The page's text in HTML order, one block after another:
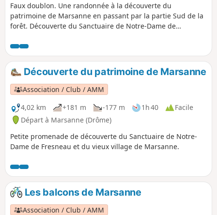
Faux doublon. Une randonnée à la découverte du
patrimoine de Marsanne en passant par la partie Sud de la
forêt. Découverte du Sanctuaire de Notre-Dame de
plaine de la Valdaine, la vallée de Rhône et les massifs
environnants.
Découverte du patrimoine de Marsanne
Association / Club / AMM
4,02 km
+181 m -177 m 1h 40
Facile
Départ à Marsanne (Drôme)
Petite promenade de découverte du Sanctuaire de Notre-
Dame de Fresneau et du vieux village de Marsanne.
Les balcons de Marsanne
Association / Club / AMM